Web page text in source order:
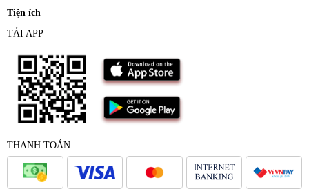
Tiện ích
TẢI APP
THANH TOÁN